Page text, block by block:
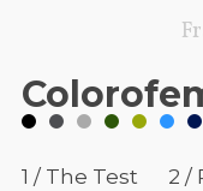
Colorof
1 / The Test 2 /